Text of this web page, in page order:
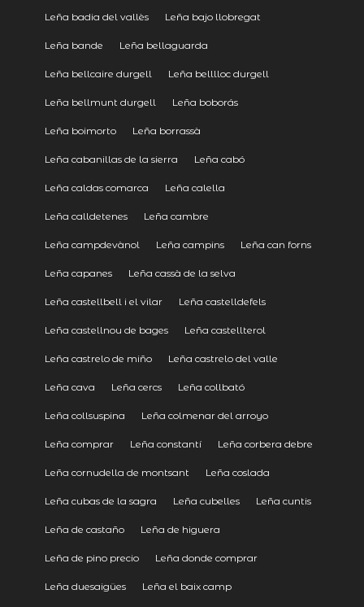
Leña badia del vallès Leña bajo llobregat
Leña bande Leña bellaguarda
Leña bellcaire durgell Leña belllloc durgell
Leña bellmunt durgell Leña boborás
Leña boimorto Leña borrassà
Leña cabanillas de la sierra Leña cabó
Leña caldas comarca Leña calella
Leña calldetenes Leña cambre
Leña campdevànol Leña campins Leña can forns
Leña capanes Leña cassà de la selva
Leña castellbell i el vilar Leña castelldefels
Leña castellnou de bages Leña castellterol
Leña castrelo de miño Leña castrelo del valle
Leña cava Leña cercs Leña collbató
Leña collsuspina Leña colmenar del arroyo
Leña comprar Leña constantí Leña corbera debre
Leña cornudella de montsant Leña coslada
Leña cubas de la sagra Leña cubelles Leña cuntis
Leña de castaño Leña de higuera
Leña de pino precio Leña donde comprar
Leña duesaigües Leña el baix camp